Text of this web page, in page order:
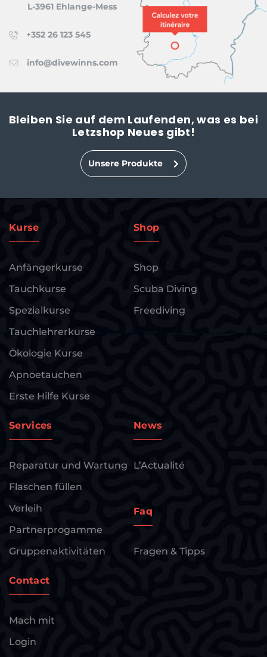
L-3961 Ehlange-Mess
+352 26 123 545
info@divewinns.com
Bleiben Sie auf dem Laufenden, was es bei
Letzshop Neues gibt!
Unsere Produkte
Kurse
Anfängerkurse
Tauchkurse
Spezialkurse
Tauchlehrerkurse
Ökologie Kurse
Apnoetauchen
Erste Hilfe Kurse
Shop
Shop
Scuba Diving
Freediving
Services
Reparatur und Wartung
Flaschen füllen
Verleih
Partnerprogamme
Gruppenaktivitäten
News
L’Actualité
Faq
Fragen & Tipps
Contact
Mach mit
Login